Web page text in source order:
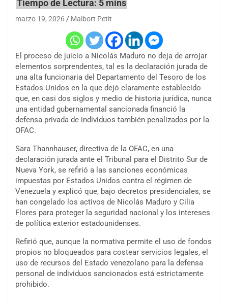
marzo 19, 2026 Maibort Petit
El proceso de juicio a Nicolás Maduro no deja de arrojar
elementos sorprendentes, tal es la declaración jurada de
una alta funcionaria del Departamento del Tesoro de los
Estados Unidos en la que dejó claramente establecido
que, en casi dos siglos y medio de historia jurídica, nunca
una entidad gubernamental sancionada financió la
defensa privada de individuos también penalizados por la
OFAC.
Sara Thannhauser, directiva de la OFAC, en una
declaración jurada ante el Tribunal para el Distrito Sur de
Nueva York, se refirió a las sanciones económicas
impuestas por Estados Unidos contra el régimen de
Venezuela y explicó que, bajo decretos presidenciales, se
han congelado los activos de Nicolás Maduro y Cilia
Flores para proteger la seguridad nacional y los intereses
de política exterior estadounidenses.
Refirió que, aunque la normativa permite el uso de fondos
propios no bloqueados para costear servicios legales, el
uso de recursos del Estado venezolano para la defensa
personal de individuos sancionados está estrictamente
prohibido.